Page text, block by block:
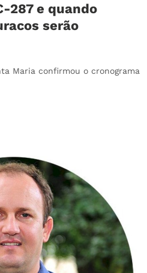
287 e quando
serão
Maria confirmou o cronograma